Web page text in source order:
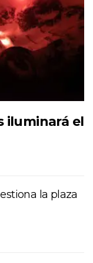
iluminará el
la plaza